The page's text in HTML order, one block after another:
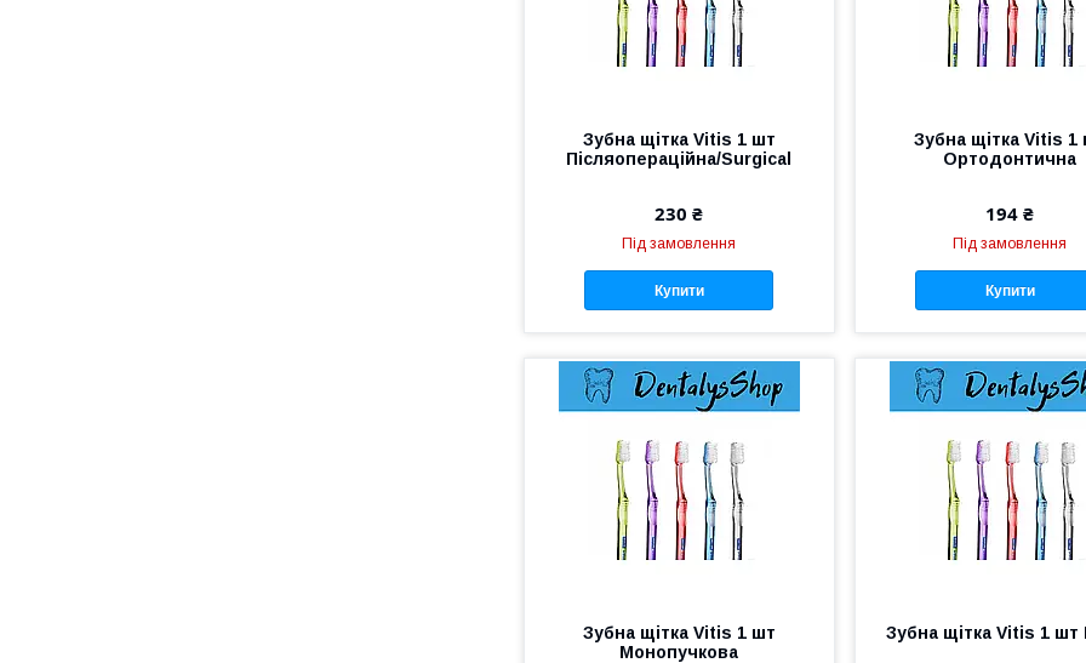
Зубна щітка Vitis 1 шт
Післяопераційна/Surgical
230 ₴
Під замовлення
Купити
Зубна щітка Vitis 1
Ортодонтична
194 ₴
Під замовлення
Купити
Зубна щітка Vitis 1 шт
Монопучкова
Зубна щітка Vitis 1 шт